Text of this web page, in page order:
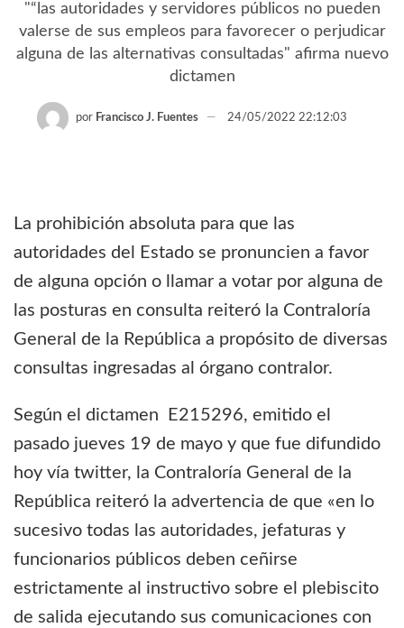
"“las autoridades y servidores públicos no pueden
valerse de sus empleos para favorecer o perjudicar
alguna de las alternativas consultadas" afirma nuevo
dictamen
por Francisco J. Fuentes 24/05/2022 22:12:03
La prohibición absoluta para que las
autoridades del Estado se pronuncien a favor
de alguna opción o llamar a votar por alguna de
las posturas en consulta reiteró la Contraloría
General de la República a propósito de diversas
consultas ingresadas al órgano contralor.
Según el dictamen E215296, emitido el
pasado jueves 19 de mayo y que fue difundido
hoy vía twitter, la Contraloría General de la
República reiteró la advertencia de que «en lo
sucesivo todas las autoridades, jefaturas y
funcionarios públicos deben ceñirse
estrictamente al instructivo sobre el plebiscito
de salida ejecutando sus comunicaciones con